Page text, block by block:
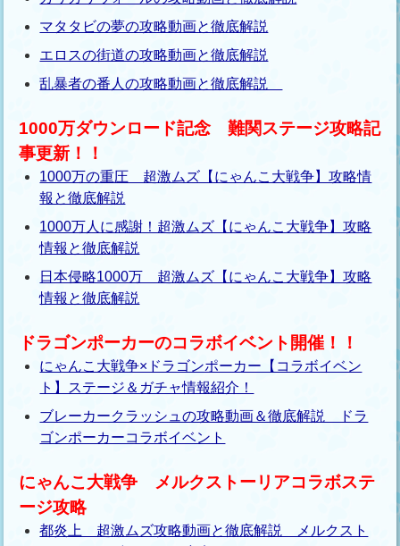
マタタビの夢の攻略動画と徹底解説
エロスの街道の攻略動画と徹底解説
乱暴者の番人の攻略動画と徹底解説
1000万ダウンロード記念 難関ステージ攻略記
事更新！！
1000万の重圧 超激ムズ【にゃんこ大戦争】攻略情
報と徹底解説
1000万人に感謝！超激ムズ【にゃんこ大戦争】攻略
情報と徹底解説
日本侵略1000万 超激ムズ【にゃんこ大戦争】攻略
情報と徹底解説
ドラゴンポーカーのコラボイベント開催！！
にゃんこ大戦争×ドラゴンポーカー【コラボイベン
ト】ステージ＆ガチャ情報紹介！
ブレーカークラッシュの攻略動画＆徹底解説 ドラ
ゴンポーカーコラボイベント
にゃんこ大戦争 メルクストーリアコラボステ
ージ攻略
都炎上 超激ムズ攻略動画と徹底解説 メルクスト